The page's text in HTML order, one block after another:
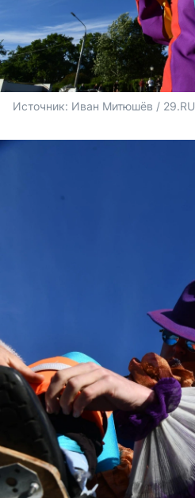
Источник: Иван Митюшёв / 29.RU